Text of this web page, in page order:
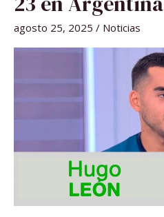
agosto 25, 2025 / Noticias
DE
TRINQUETE
23